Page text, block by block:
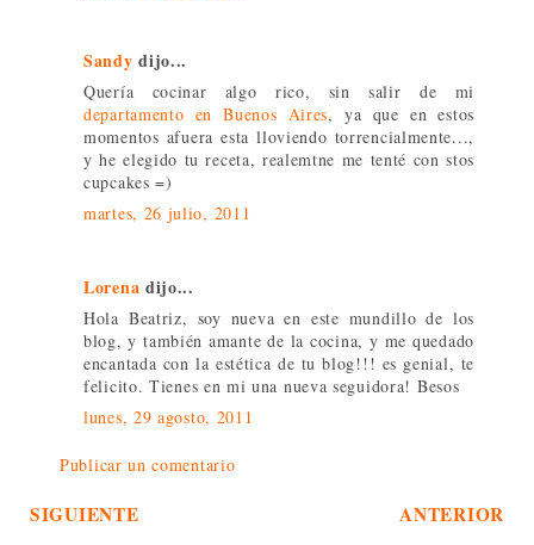
Sandy dijo...
Quería cocinar algo rico, sin salir de mi
departamento en Buenos Aires, ya que en estos
momentos afuera esta lloviendo torrencialmente...,
y he elegido tu receta, realemtne me tenté con stos
cupcakes =)
martes, 26 julio, 2011
Lorena dijo...
Hola Beatriz, soy nueva en este mundillo de los
blog, y también amante de la cocina, y me quedado
encantada con la estética de tu blog!!! es genial, te
felicito. Tienes en mi una nueva seguidora! Besos
lunes, 29 agosto, 2011
Publicar un comentario
SIGUIENTE ANTERIOR